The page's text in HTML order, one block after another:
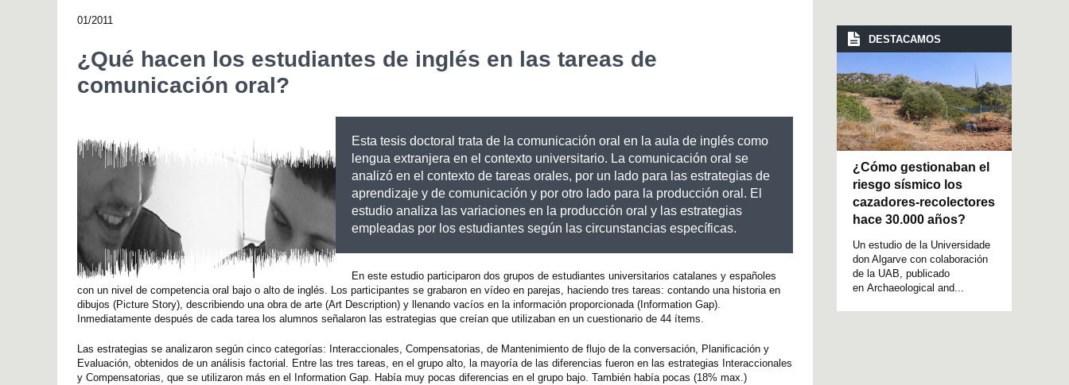
01/2011
¿Qué hacen los estudiantes de inglés en las tareas de
comunicación oral?
Esta tesis doctoral trata de la comunicación oral en la aula de inglés como
lengua extranjera en el contexto universitario. La comunicación oral se
analizó en el contexto de tareas orales, por un lado para las estrategias de
aprendizaje y de comunicación y por otro lado para la producción oral. El
estudio analiza las variaciones en la producción oral y las estrategias
empleadas por los estudiantes según las circunstancias específicas.
En este estudio participaron dos grupos de estudiantes universitarios catalanes y españoles
con un nivel de competencia oral bajo o alto de inglés. Los participantes se grabaron en vídeo en parejas, haciendo tres tareas: contando una historia en
dibujos (Picture Story), describiendo una obra de arte (Art Description) y llenando vacíos en la información proporcionada (Information Gap).
Inmediatamente después de cada tarea los alumnos señalaron las estrategias que creían que utilizaban en un cuestionario de 44 ítems.
Las estrategias se analizaron según cinco categorías: Interaccionales, Compensatorias, de Mantenimiento de flujo de la conversación, Planificación y
Evaluación, obtenidos de un análisis factorial. Entre las tres tareas, en el grupo alto, la mayoría de las diferencias fueron en las estrategias Interaccionales
y Compensatorias, que se utilizaron más en el Information Gap. Había muy pocas diferencias en el grupo bajo. También había pocas (18% max.)
DESTACAMOS
¿Cómo gestionaban el
riesgo sísmico los
cazadores-recolectores
hace 30.000 años?
Un estudio de la Universidade
don Algarve con colaboración
de la UAB, publicado
en Archaeological and...